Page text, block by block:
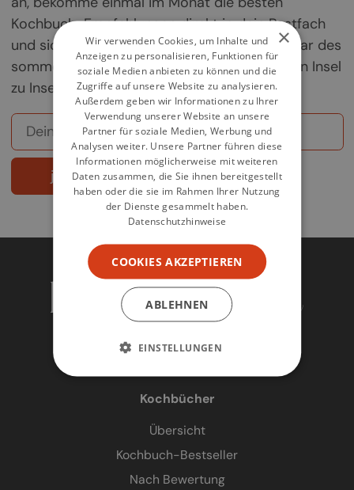
Kochbuch-Empfehlungen direkt in dein Postfach
und sichere dir deine Chance auf ein Exemplar des
sommerlichen Griechenland-Kochbuchs „Von Insel
zu Insel".
jetzt abonnieren
Kochbücher
Übersicht
Kochbuch-Bestseller
Nach Bewertung
×
Wir verwenden Cookies, um Inhalte und
Anzeigen zu personalisieren, Funktionen für
soziale Medien anbieten zu können und die
Zugriffe auf unsere Website zu analysieren.
Außerdem geben wir Informationen zu Ihrer
Verwendung unserer Website an unsere
Partner für soziale Medien, Werbung und
Analysen weiter. Unsere Partner führen diese
Informationen möglicherweise mit weiteren
Daten zusammen, die Sie ihnen bereitgestellt
haben oder die sie im Rahmen Ihrer Nutzung
der Dienste gesammelt haben.
Datenschutzhinweise
COOKIES AKZEPTIEREN
ABLEHNEN
EINSTELLUNGEN